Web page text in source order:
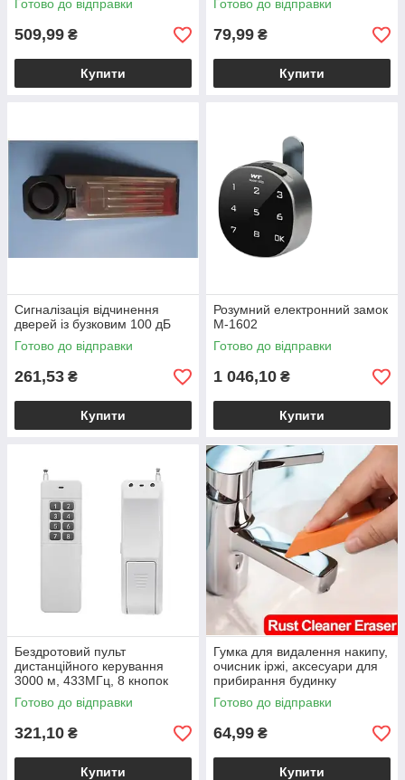
Готово до відправки
509,99 ₴
Купити
Готово до відправки
79,99 ₴
Купити
Сигналізація відчинення
дверей із бузковим 100 дБ
Готово до відправки
261,53 ₴
Купити
Розумний електронний замок
М-1602
Готово до відправки
1 046,10 ₴
Купити
Бездротовий пульт
дистанційного керування
3000 м, 433МГц, 8 кнопок
Готово до відправки
321,10 ₴
Купити
Гумка для видалення накипу,
очисник іржі, аксесуари для
прибирання будинку
Готово до відправки
64,99 ₴
Купити